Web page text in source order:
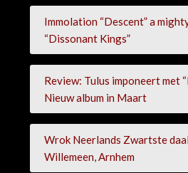
Immolation “Descent” a
“Dissonant Kings”
Review: Tulus imponeert met
Nieuw album in Maart
Wrok Neerlands Zwartste
Willemeen, Arnhem